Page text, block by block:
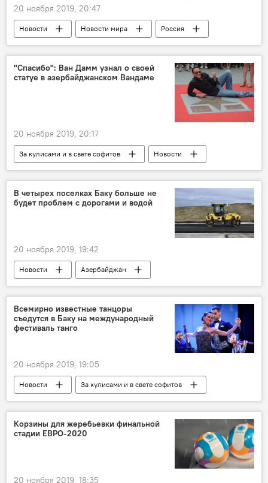
20 ноября 2019, 20:47
Новости Новости мира
Россия
Политика
Колумнисты
Россия
НАТО
Авиация
"Спасибо": Ван Дамм узнал о своей
статуе в азербайджанском Вандаме
20 ноября 2019, 20:17
За кулисами и в свете софитов
Новости
Азербайджан
Новости мира
ЖИЗНЬ
Габалинский район
актер Вандам
В четырех поселках Баку больше не
будет проблем с дорогами и водой
20 ноября 2019, 19:42
Новости
Азербайджан
ТЕХНОЛОГИИ
ЖИЗНЬ
Экономика
Ильхам Алиев
Сабунчинский район
Всемирно известные танцоры
съедутся в Баку на международный
фестиваль танго
20 ноября 2019, 19:05
Новости
За кулисами и в свете софитов
Азербайджан
Культура
ЖИЗНЬ
танго
Баку фестиваль
Корзины для жеребьевки финальной
стадии ЕВРО-2020
20 ноября 2019, 18:35